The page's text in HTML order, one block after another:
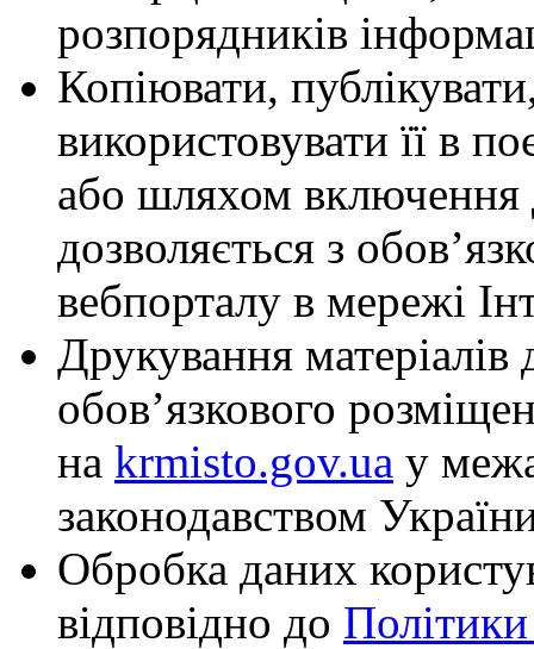
розпорядників
Копіювати,
використовувати її в
або шляхом включення
дозволяється з
вебпорталу в мережі
Друкування
обов’язкового
на krmisto.gov.ua у
законодавством
Обробка даних
відповідно до